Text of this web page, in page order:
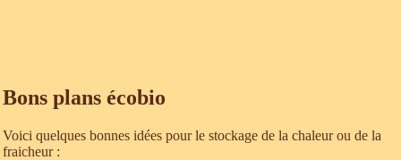
Bons plans écobio
Voici quelques bonnes idées pour le stockage de la chaleur ou de la
fraicheur :